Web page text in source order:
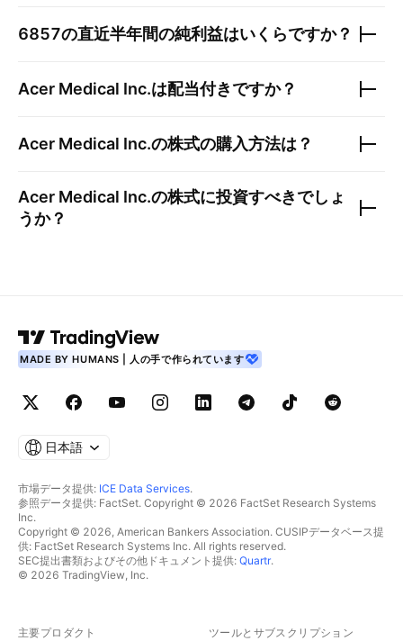
6857の直近半年間の純利益はいくらですか？
Acer Medical Inc.は配当付きですか？
Acer Medical Inc.の株式の購入方法は？
Acer Medical Inc.の株式に投資すべきでしょ
うか？
MADE BY HUMANS | 人の手で作られています
日本語
市場データ提供: ICE Data Services.
参照データ提供: FactSet. Copyright © 2026 FactSet Research Systems
Inc.
Copyright © 2026, American Bankers Association. CUSIPデータベース提
供: FactSet Research Systems Inc. All rights reserved.
SEC提出書類およびその他ドキュメント提供: Quartr.
© 2026 TradingView, Inc.
主要プロダクト ツールとサブスクリプション